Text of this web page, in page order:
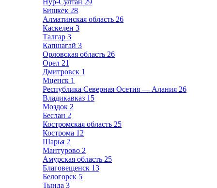
Нур-Султан 29
Бишкек 28
Алматинская область 26
Каскелен 3
Талгар 3
Капшагай 3
Орловская область 26
Орел 21
Дмитровск 1
Мценск 1
Республика Северная Осетия — Алания 26
Владикавказ 15
Моздок 2
Беслан 2
Костромская область 25
Кострома 12
Шарья 2
Мантурово 2
Амурская область 25
Благовещенск 13
Белогорск 5
Тында 3